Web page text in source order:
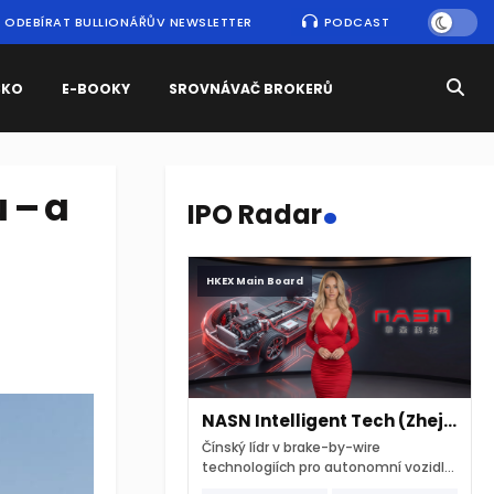
ODEBÍRAT BULLIONÁŘŮV NEWSLETTER PODCAST
E-BOOKY SROVNÁVAČ BROKERŮ
– a
IPO Radar.
HKEX Main Board
NASN Intelligent Tech (Zhejiang)
Čínský lídr v brake-by-wire
technologiích pro autonomní vozidla